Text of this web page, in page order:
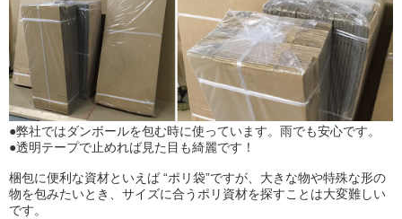
●弊社ではダンボールを包む時に使っています。雨でも安心です。
●透明テープで止めれば見た目も綺麗です！
梱包に便利な資材といえば “ポリ袋”ですが、大きな物や特殊な形の
物を包みたいとき、サイズに合うポリ資材を探すことは大変難しい
です。